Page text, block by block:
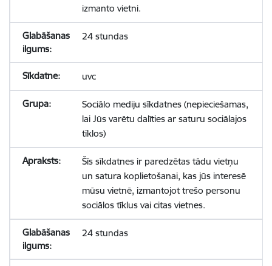
izmanto vietni.
24 stundas
uvc
Sociālo mediju sīkdatnes (nepieciešamas,
lai Jūs varētu dalīties ar saturu sociālajos
tīklos)
Šīs sīkdatnes ir paredzētas tādu vietņu
un satura koplietošanai, kas jūs interesē
mūsu vietnē, izmantojot trešo personu
sociālos tīklus vai citas vietnes.
24 stundas